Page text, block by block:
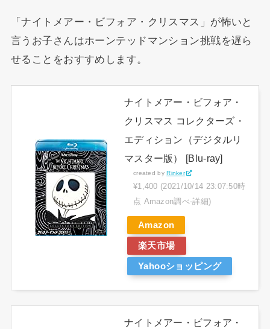
「ナイトメアー・ビフォア・クリスマス」が怖いと
言うお子さんはホーンテッドマンション挑戦を遅ら
せることをおすすめします。
ナイトメアー・ビフォア・
クリスマス コレクターズ・
エディション（デジタルリ
マスター版） [Blu-ray]
created by Rinker
¥1,400 (2021/10/14 23:07:50時
点 Amazon調べ-詳細)
Amazon
楽天市場
Yahooショッピング
ナイトメアー・ビフォア・